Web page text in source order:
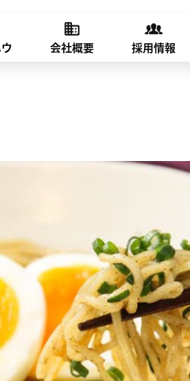
会社概要 採用情報